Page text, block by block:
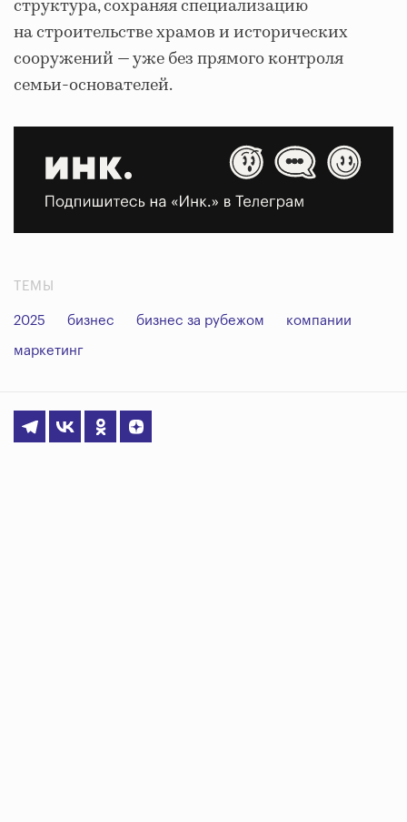
структура, сохраняя специализацию
на строительстве храмов и исторических
сооружений — уже без прямого контроля
семьи-основателей.
ТЕМЫ
2025 бизнес бизнес за рубежом компании
маркетинг